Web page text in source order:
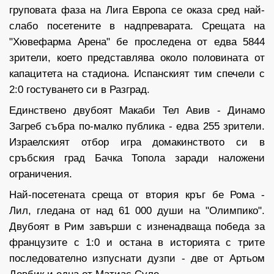
груповата фаза на Лига Европа се оказа сред най-
слабо посетените в надпреварата. Срещата на
"Хювефарма Арена" бе проследена от едва 5844
зрители, което представлява около половината от
капацитета на стадиона. Испанският тим спечели с
2:0 гостуването си в Разград.
Единствено двубоят Макаби Тел Авив - Динамо
Загреб събра по-малко публика - едва 255 зрители.
Израелският отбор игра домакинството си в
сръбския град Бачка Топола заради наложени
ограничения.
Най-посетената среща от втория кръг бе Рома -
Лил, гледана от над 61 000 души на "Олимпико".
Двубоят в Рим завърши с изненадваща победа за
французите с 1:0 и остана в историята с трите
последователно изпуснати дузпи - две от Артьом